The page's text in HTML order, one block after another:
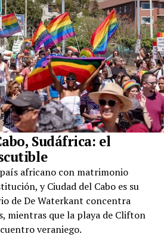
Sudáfrica: el
africano con matrimonio
y Ciudad del Cabo es su
de De Waterkant concentra
mientras que la playa de Clifton
veraniego.